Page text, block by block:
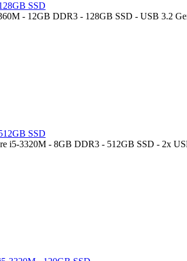
SSD
- 12GB DDR3 - 128GB SSD - USB 3.2
SSD
i5-3320M - 8GB DDR3 - 512GB SSD - 2x